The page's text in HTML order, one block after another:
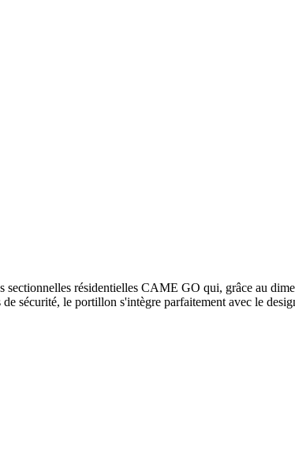
sectionnelles résidentielles CAME GO qui, grâce au
sécurité, le portillon s'intègre parfaitement avec le